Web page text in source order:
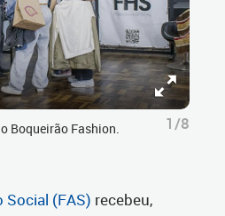
Boqueirão Fashion.
1/8
Social (FAS) recebeu,